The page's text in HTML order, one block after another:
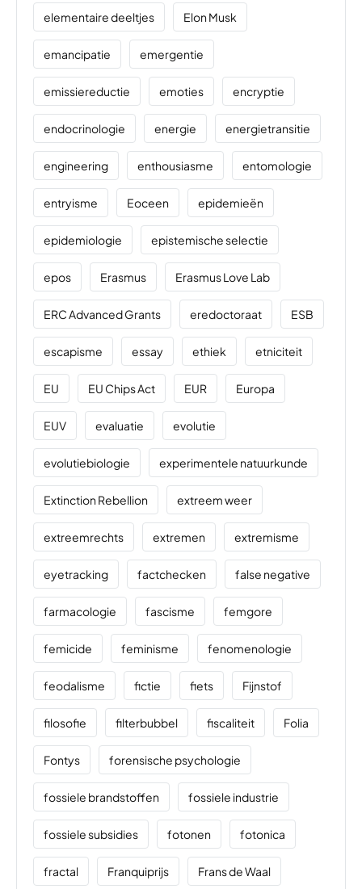
elementaire deeltjes Elon Musk
emancipatie emergentie
emissiereductie emoties encryptie
endocrinologie energie energietransitie
engineering enthousiasme entomologie
entryisme Eoceen epidemieën
epidemiologie epistemische selectie
epos Erasmus Erasmus Love Lab
ERC Advanced Grants eredoctoraat ESB
escapisme essay ethiek etniciteit
EU EU Chips Act EUR Europa
EUV evaluatie evolutie
evolutiebiologie experimentele natuurkunde
Extinction Rebellion extreem weer
extreemrechts extremen extremisme
eyetracking factchecken false negative
farmacologie fascisme femgore
femicide feminisme fenomenologie
feodalisme fictie fiets Fijnstof
filosofie filterbubbel fiscaliteit Folia
Fontys forensische psychologie
fossiele brandstoffen fossiele industrie
fossiele subsidies fotonen fotonica
fractal Franquiprijs Frans de Waal